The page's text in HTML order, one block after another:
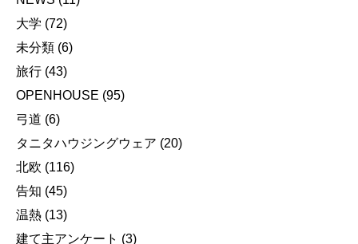
大学 (72)
未分類 (6)
旅行 (43)
OPENHOUSE (95)
弓道 (6)
タニタハウジングウェア (20)
北欧 (116)
告知 (45)
温熱 (13)
建て主アンケート (3)